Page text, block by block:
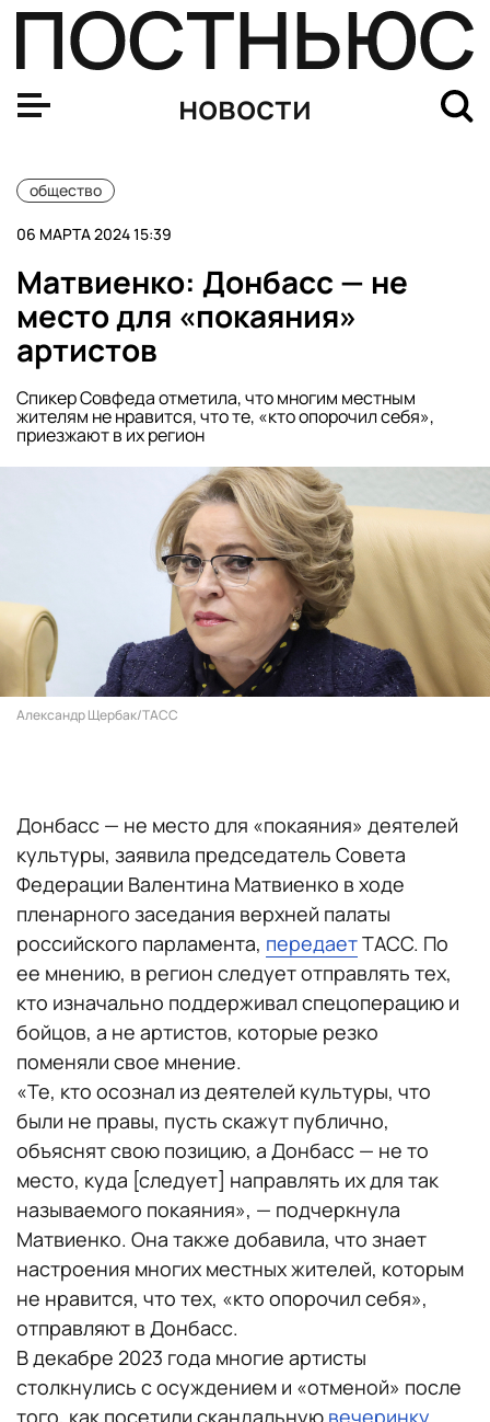
новости
общество
06 МАРТА 2024 15:39
Матвиенко: Донбасс — не
место для «покаяния»
артистов
Спикер Совфеда отметила, что многим местным
жителям не нравится, что те, «кто опорочил себя»,
приезжают в их регион
Александр Щербак/ТАСС
Донбасс — не место для «покаяния» деятелей
культуры, заявила председатель Совета
Федерации Валентина Матвиенко в ходе
пленарного заседания верхней палаты
российского парламента, передаетТАСС. По
ее мнению, в регион следует отправлять тех,
кто изначально поддерживал спецоперацию и
бойцов, а не артистов, которые резко
поменяли свое мнение.
«Те, кто осознал из деятелей культуры, что
были не правы, пусть скажут публично,
объяснят свою позицию, а Донбасс — не то
место, куда [следует] направлять их для так
называемого покаяния», — подчеркнула
Матвиенко. Она также добавила, что знает
настроения многих местных жителей, которым
не нравится, что тех, «кто опорочил себя»,
отправляют в Донбасс.
В декабре 2023 года многие артисты
столкнулись с осуждением и «отменой» после
того, как посетили скандальную вечеринку
Герман Греф заявил, что между Россией и США идет